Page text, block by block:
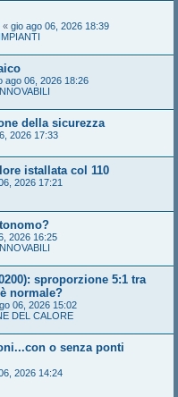
« gio ago 06, 2026 18:39
ago 06, 2026 18:26
della sicurezza
2026 17:33
istallata col 110
2026 17:21
2026 16:25
sproporzione 5:1 tra
normale?
06, 2026 15:02
DEL CALORE
o senza ponti
2026 14:24